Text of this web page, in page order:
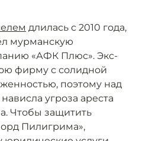
длилась с 2010 года,
мурманскую
«АФК Плюс». Экс-
фирму с солидной
поэтому над
угроза ареста
Чтобы защитить
Пилигрима»,